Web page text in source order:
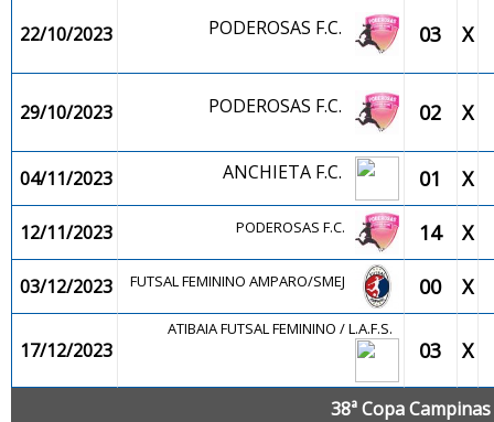
22/10/2023 PODEROSAS F.C. 03 X
29/10/2023 PODEROSAS F.C. 02 X
04/11/2023 ANCHIETA F.C. 01 X
12/11/2023 PODEROSAS F.C. 14 X
03/12/2023 FUTSAL FEMININO AMPARO/SMEJ 00 X
17/12/2023
ATIBAIA FUTSAL FEMININO / L.A.F.S.
03 X
38ª Copa